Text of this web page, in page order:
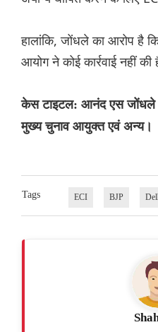
हालांकि, जोंधले का आरोप है
आयोग ने कोई कार्रवाई नहीं की
केस टाइटल: आनंद एस जोंधले
मुख्य चुनाव आयुक्त एवं अन्य।
Tags ECI BJP